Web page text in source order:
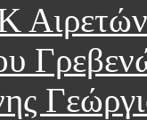
Αιρετών